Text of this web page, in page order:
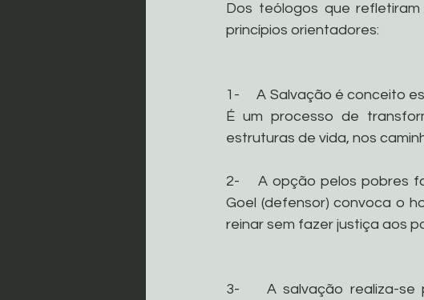
Dos teólogos que
princípios orientadores:
1-     A Salvação é conceito
É um processo de
estruturas de vida, nos
2-    A opção pelos pobres
Goel (defensor) convoca o
reinar sem fazer justiça aos
3-    A salvação realiza-se